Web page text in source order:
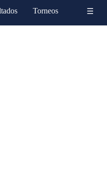
Torneos ☰